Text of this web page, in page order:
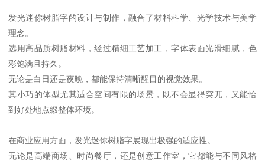
发光迷你树脂字的设计与制作，融合了材料科学、光学技术与美学
理念。
选用高品质树脂材料，经过精细工艺加工，字体表面光滑细腻，色
彩饱满且持久。
无论是白日还是夜晚，都能保持清晰醒目的视觉效果。
其小巧的体型尤其适合空间有限的场景，既不会显得突兀，又能恰
到好处地点缀整体环境。
在商业应用方面，发光迷你树脂字展现出极强的适应性。
无论是高端商场、时尚餐厅，还是创意工作室，它都能与不同风格